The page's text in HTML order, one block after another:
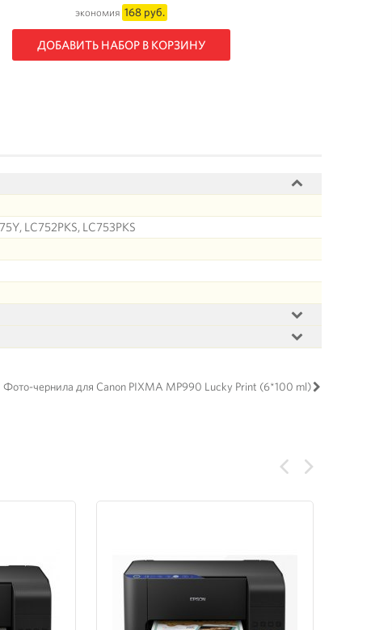
экономия 168 руб.
ДОБАВИТЬ НАБОР В КОРЗИНУ
LC752PKS, LC753PKS
Фото-чернила для Canon PIXMA MP990 Lucky Print (6*100 ml)